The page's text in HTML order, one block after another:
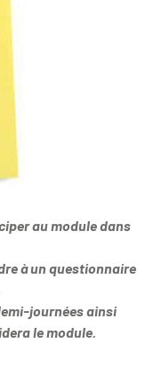
au module dans
à un questionnaire
journées ainsi
le module.